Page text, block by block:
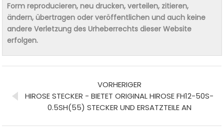
Form reproducieren, neu drucken, verteilen, zitieren,
ändern, übertragen oder veröffentlichen und auch keine
andere Verletzung des Urheberrechts dieser Website
erfolgen.
VORHERIGER
HIROSE STECKER - BIETET ORIGINAL HIROSE FH12-50S-
0.5SH(55) STECKER UND ERSATZTEILE AN